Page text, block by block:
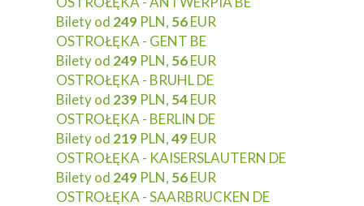
Bilety od 249 PLN, 56EUR
OSTROŁĘKA - GENT BE
Bilety od 249 PLN, 56EUR
OSTROŁĘKA - BRUHL DE
Bilety od 239 PLN, 54EUR
OSTROŁĘKA - BERLIN DE
Bilety od 219 PLN,49EUR
OSTROŁĘKA - KAISERSLAUTERN DE
Bilety od 249 PLN, 56EUR
OSTROŁĘKA - SAARBRUCKEN DE